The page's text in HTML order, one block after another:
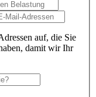
auf, die Sie
damit wir Ihr